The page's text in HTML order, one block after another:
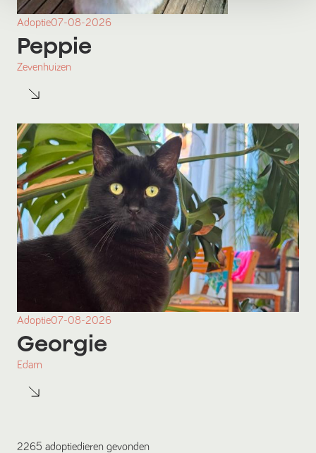
Adoptie07-08-2026
Peppie
Zevenhuizen
Adoptie07-08-2026
Georgie
Edam
2265 adoptiedieren gevonden